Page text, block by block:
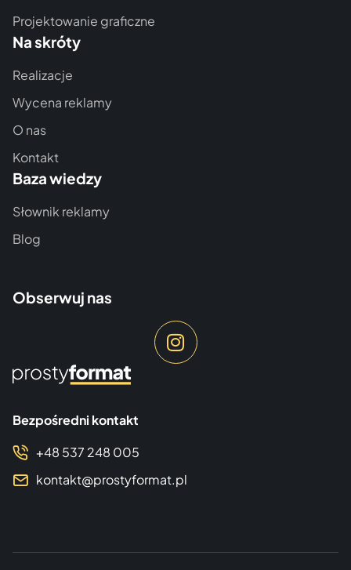
Bezpośredni kontakt
+48 537 248 005
kontakt@prostyformat.pl
Projektowanie graficzne
Na skróty
Realizacje
Wycena reklamy
O nas
Kontakt
Baza wiedzy
Słownik reklamy
Blog
Obserwuj nas